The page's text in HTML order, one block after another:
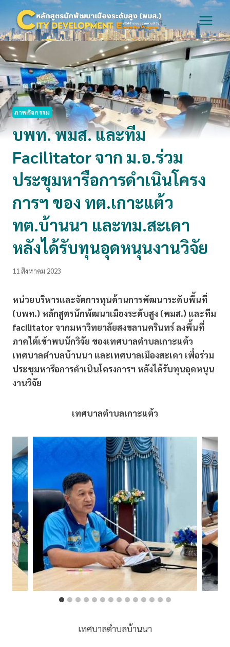
content
ภาพกิจกรรม
บพท. พมส. และทีม
Facilitator จาก ม.อ.ร่วม
ประชุมหารือการดำเนินโครง
การฯ ของ ทต.เกาะแต้ว
ทต.บ้านนา และทม.สะเดา
หลังได้รับทุนอุดหนุนงานวิจัย
11 สิงหาคม 2023
หน่วยบริหารและจัดการทุนด้านการพัฒนาระดับพื้นที่
(บพท.) หลักสูตรนักพัฒนาเมืองระดับสูง (พมส.) และทีม
facilitator จากมหาวิทยาลัยสงขลานครินทร์ ลงพื้นที่
ภาคใต้เข้าพบนักวิจัย ของเทศบาลตำบลเกาะแต้ว
เทศบาลตำบลบ้านนา และเทศบาลเมืองสะเดา เพื่อร่วม
ประชุมหารือการดำเนินโครงการฯ หลังได้รับทุนอุดหนุน
งานวิจัย
เทศบาลตำบลเกาะแต้ว
เทศบาลตำบลบ้านนา